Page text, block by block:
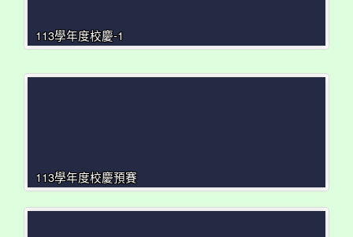
113學年度校慶-1
113學年度校慶預賽